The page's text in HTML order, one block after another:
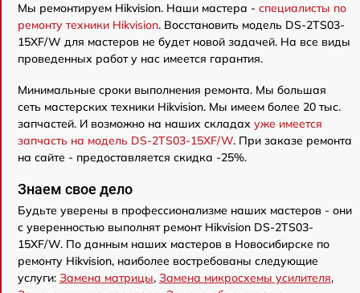
Мы ремонтируем Hikvision. Наши мастера - специалисты по
ремонту техники Hikvision. Восстановить модель DS-2TS03-
15XF/W для мастеров не будет новой задачей. На все виды
проведенных работ у нас имеется гарантия.
Минимальные сроки выполнения ремонта. Мы большая
сеть мастерских техники Hikvision. Мы имеем более 20 тыс.
запчастей. И возможно на наших складах уже имеется
запчасть на модель DS-2TS03-15XF/W. При заказе ремонта
на сайте - предоставляется скидка -25%.
Знаем свое дело
Будьте уверены в профессионализме наших мастеров - они
с уверенностью выполнят ремонт Hikvision DS-2TS03-
15XF/W. По данным наших мастеров в Новосибирске по
ремонту Hikvision, наиболее востребованы следующие
услуги: Замена матрицы, Замена микросхемы усилителя,